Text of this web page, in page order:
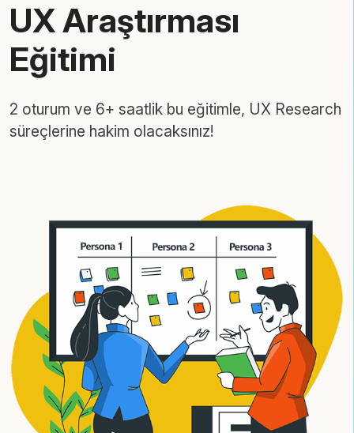
UX Araştırması
Eğitimi
2 oturum ve 6+ saatlik bu eğitimle, UX Research
süreçlerine hakim olacaksınız!